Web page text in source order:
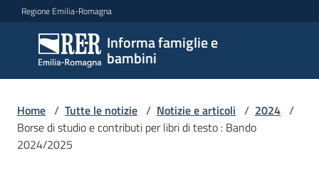
Vai al contenuto
Vai alla navigazione
Vai al footer
Regione Emilia-Romagna
Informa famiglie e
bambini
Informa
famiglie
e
bambini
Home / Tutte le notizie / Notizie e articoli / 2024 /
Borse di studio e contributi per libri di testo : Bando
2024/2025